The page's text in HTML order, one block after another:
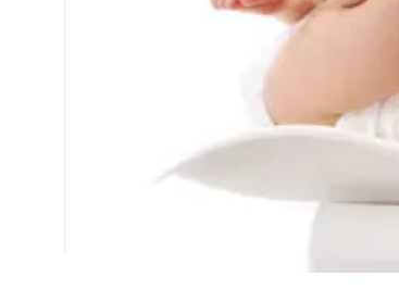
info.arpanahospital@gmail.com